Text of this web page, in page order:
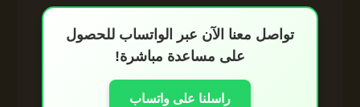
تواصل معنا الآن عبر الواتساب للحصول
على مساعدة مباشرة!
راسلنا على واتساب